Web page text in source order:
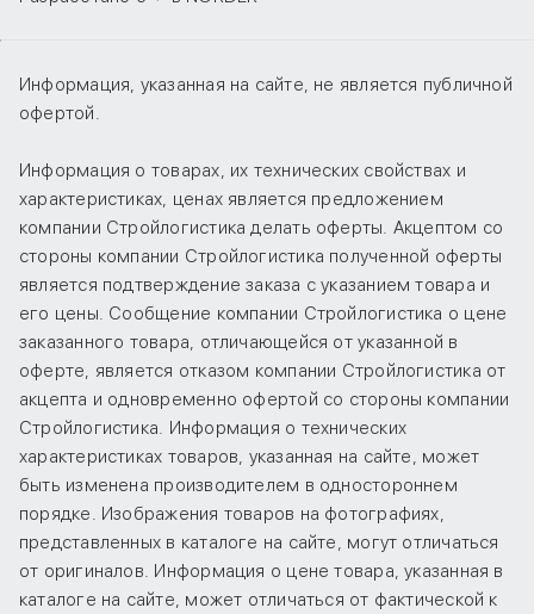
Информация, указанная на сайте, не является публичной
офертой.
Информация о товарах, их технических свойствах и
характеристиках, ценах является предложением
компании Стройлогистика делать оферты. Акцептом со
стороны компании Стройлогистика полученной оферты
является подтверждение заказа с указанием товара и
его цены. Сообщение компании Стройлогистика о цене
заказанного товара, отличающейся от указанной в
оферте, является отказом компании Стройлогистика от
акцепта и одновременно офертой со стороны компании
Стройлогистика. Информация о технических
характеристиках товаров, указанная на сайте, может
быть изменена производителем в одностороннем
порядке. Изображения товаров на фотографиях,
представленных в каталоге на сайте, могут отличаться
от оригиналов. Информация о цене товара, указанная в
каталоге на сайте, может отличаться от фактической к